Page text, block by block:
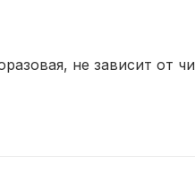
не зависит от